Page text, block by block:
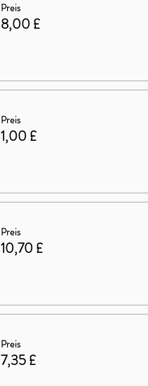
Preis
8,00 £
Preis
1,00 £
Preis
10,70 £
Preis
7,35 £